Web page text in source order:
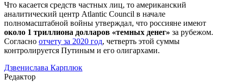
Что касается средств частных лиц, то американский
аналитический центр Atlantic Council в начале
полномасштабной войны утверждал, что россияне имеют
около 1 триллиона долларов «темных денег» за рубежом.
Согласно отчету за 2020 год, четверть этой суммы
контролируется Путиным и его олигархами.
Дзвенислава Карплюк
Редактор